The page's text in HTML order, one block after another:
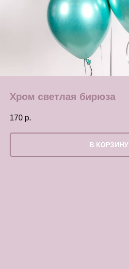
Хром светлая бирюза
170 р.
В КОРЗИНУ